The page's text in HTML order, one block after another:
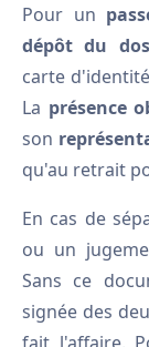
Pour un
dépôt du
carte
La présence
son
qu'au retrait
En cas de
ou un
Sans ce
signée des